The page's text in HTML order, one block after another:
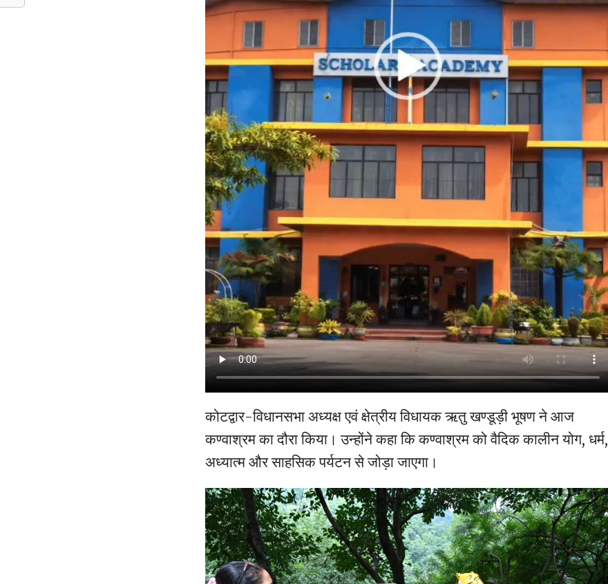
कोटद्वार-विधानसभा अध्यक्ष एवं क्षेत्रीय विधायक ऋतु खण्डूड़ी भूषण ने आज
कण्वाश्रम का दौरा किया। उन्होंने कहा कि कण्वाश्रम को वैदिक कालीन योग, धर्म,
अध्यात्म और साहसिक पर्यटन से जोड़ा जाएगा।